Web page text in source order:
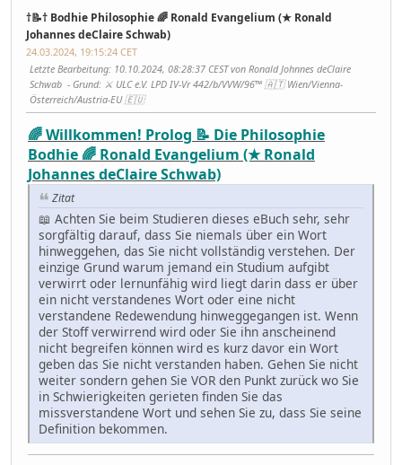
†📝† Bodhie Philosophie 🌈 Ronald Evangelium (★ Ronald
Johannes deClaire Schwab)
24.03.2024, 19:15:24 CET
Letzte Bearbeitung: 10.10.2024, 08:28:37 CEST von Ronald Johnnes deClaire
Schwab
Grund: ⚔ ULC e.V. LPD IV-Vr 442/b/VVW/96™ 🇦🇹 Wien/Vienna-
Österreich/Austria-EU 🇪🇺
🌈 Willkommen! Prolog 📝 Die Philosophie
Bodhie 🌈 Ronald Evangelium (★ Ronald
Johannes deClaire Schwab)
Zitat
📖 Achten Sie beim Studieren dieses eBuch sehr, sehr
sorgfältig darauf, dass Sie niemals über ein Wort
hinweggehen, das Sie nicht vollständig verstehen. Der
einzige Grund warum jemand ein Studium aufgibt
verwirrt oder lernunfähig wird liegt darin dass er über
ein nicht verstandenes Wort oder eine nicht
verstandene Redewendung hinweggegangen ist. Wenn
der Stoff verwirrend wird oder Sie ihn anscheinend
nicht begreifen können wird es kurz davor ein Wort
geben das Sie nicht verstanden haben. Gehen Sie nicht
weiter sondern gehen Sie VOR den Punkt zurück wo Sie
in Schwierigkeiten gerieten finden Sie das
missverstandene Wort und sehen Sie zu, dass Sie seine
Definition bekommen.